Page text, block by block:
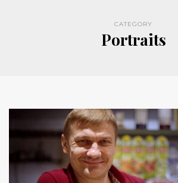
CATEGORY
Portraits